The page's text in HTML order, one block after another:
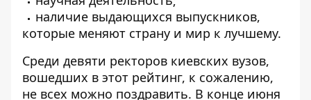
наличие выдающихся выпускников,
которые меняют страну и мир к лучшему.
Среди девяти ректоров киевских вузов,
вошедших в этот рейтинг, к сожалению,
не всех можно поздравить. В конце июня